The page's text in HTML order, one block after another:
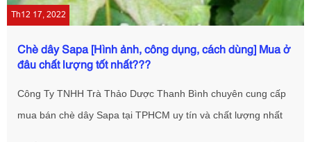
Th12 17, 2022
Chè dây Sapa [Hình ảnh, công dụng, cách dùng] Mua ở
đâu chất lượng tốt nhất???
Công Ty TNHH Trà Thảo Dược Thanh Bình chuyên cung cấp
mua bán chè dây Sapa tại TPHCM uy tín và chất lượng nhất